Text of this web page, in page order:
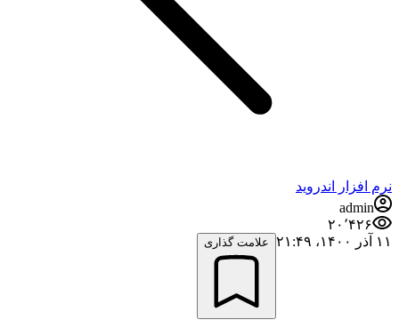
نرم افزار اندروید
admin
۲۰٬۴۲۶
۱۱ آذر ۱۴۰۰،‏ ۲۱:۴۹
علامت گذاری